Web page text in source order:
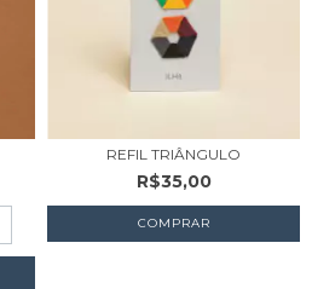
REFIL TRIÂNGULO
R$35,00